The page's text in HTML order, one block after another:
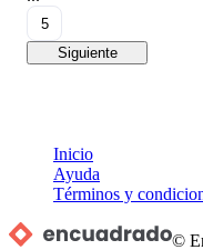
5
Siguiente
Inicio
Ayuda
Términos y
©